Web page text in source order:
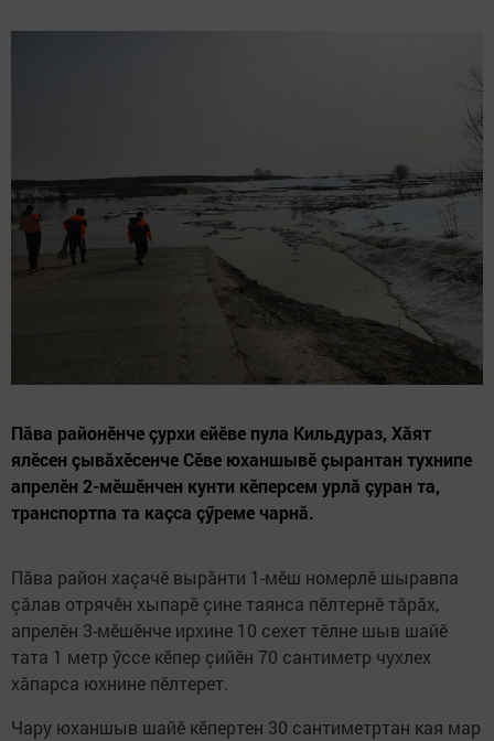
Пăва районӗнче çурхи ейӗве пула Кильдураз, Хăят
ялӗсен çывăхӗсенче Сӗве юханшывӗ çырантан тухнипе
апрелӗн 2-мӗшӗнчен кунти кӗперсем урлă çуран та,
транспортпа та каçса çӳреме чарнă.
Пăва район хаçачӗ вырăнти 1-мӗш номерлӗ шыравпа
çăлав отрячӗн хыпарӗ çине таянса пӗлтернӗ тăрăх,
апрелӗн 3-мӗшӗнче ирхине 10 сехет тӗлне шыв шайӗ
тата 1 метр ӳссе кӗпер çийӗн 70 сантиметр чухлех
хăпарса юхнине пӗлтерет.
Чару юханшыв шайӗ кӗпертен 30 сантиметртан кая мар